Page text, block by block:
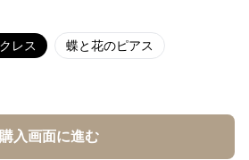
レス 蝶と花のピアス
購入画面に進む